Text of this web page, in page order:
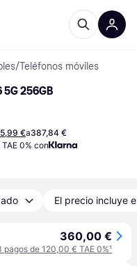
/Teléfonos móviles
256GB
€a387,84 €
0% con
El precio incluye
360,00 €
pagos de 120,00 € TAE 0%¹